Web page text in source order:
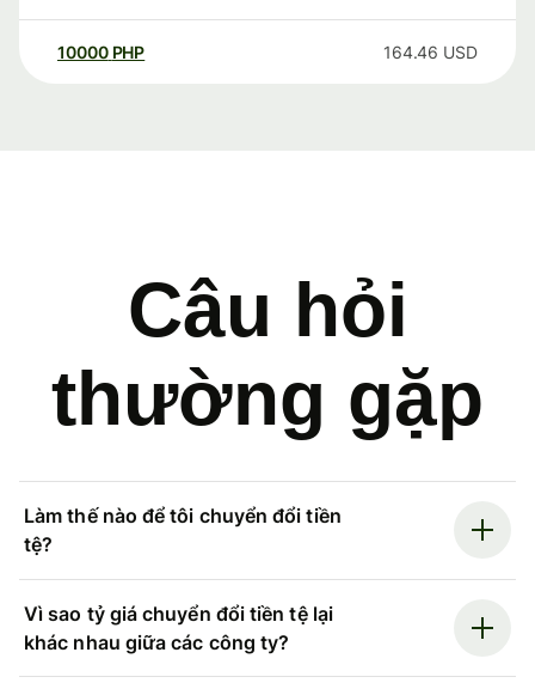
10000 PHP 164.46 USD
Câu hỏi
thường gặp
Làm thế nào để tôi chuyển đổi tiền
tệ?
Vì sao tỷ giá chuyển đổi tiền tệ lại
khác nhau giữa các công ty?